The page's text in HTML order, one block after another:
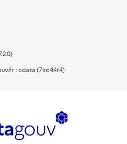
: cdata (7ad44f4)